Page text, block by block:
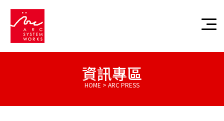
資訊專區
HOME > ARC PRESS